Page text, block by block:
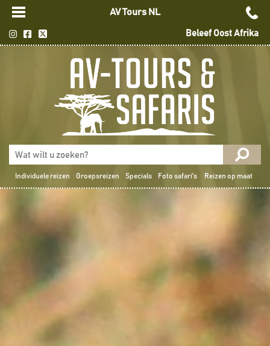
AV Tours NL
Beleef Oost Afrika
Individuele reizen Groepsreizen Specials Foto safari's Reizen op maat